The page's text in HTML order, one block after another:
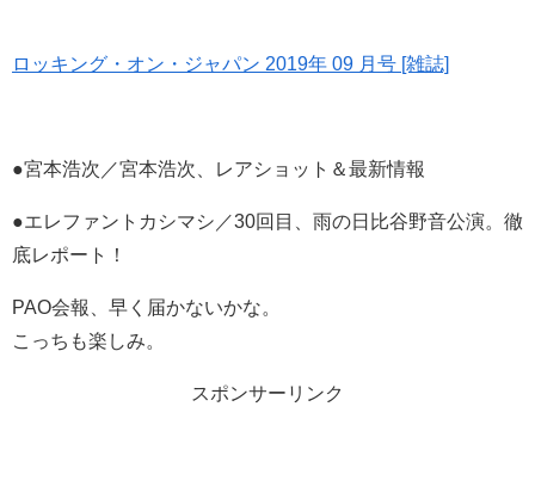
ロッキング・オン・ジャパン 2019年 09 月号 [雑誌]
●宮本浩次／宮本浩次、レアショット＆最新情報
●エレファントカシマシ／30回目、雨の日比谷野音公演。徹
底レポート！
PAO会報、早く届かないかな。
こっちも楽しみ。
スポンサーリンク